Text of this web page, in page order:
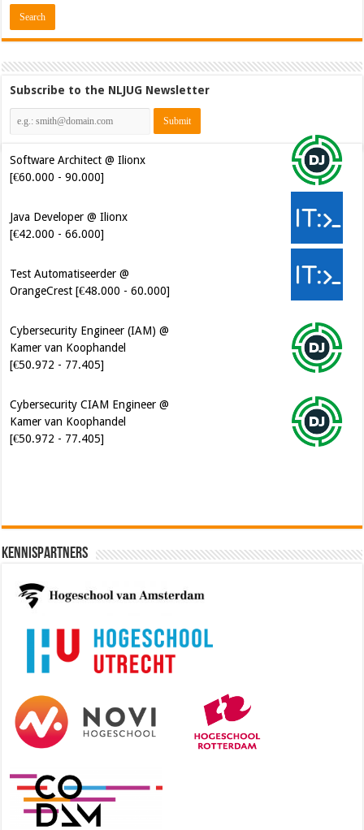
Subscribe to the NLJUG Newsletter
Software Architect @ Ilionx
[€60.000 - 90.000]
Java Developer @ Ilionx
[€42.000 - 66.000]
Test Automatiseerder @
OrangeCrest [€48.000 - 60.000]
Cybersecurity Engineer (IAM) @
Kamer van Koophandel
[€50.972 - 77.405]
Cybersecurity CIAM Engineer @
Kamer van Koophandel
[€50.972 - 77.405]
Kennispartners